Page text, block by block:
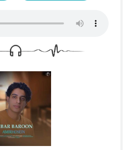
با هر کی که قبل تو بود
از این به بعد تویی
سر تو با هیشکی دیگه
دوباره باز میباره بارون
پرنده از قفس رها شه
دیگه حتی نمیدونیم که
کنار خنده ی سردم یه
ولی خوب اینو میدونم که
میاد اون روزی که غرق
دوباره باز میباره بارون
میاد اون روزی که بغض